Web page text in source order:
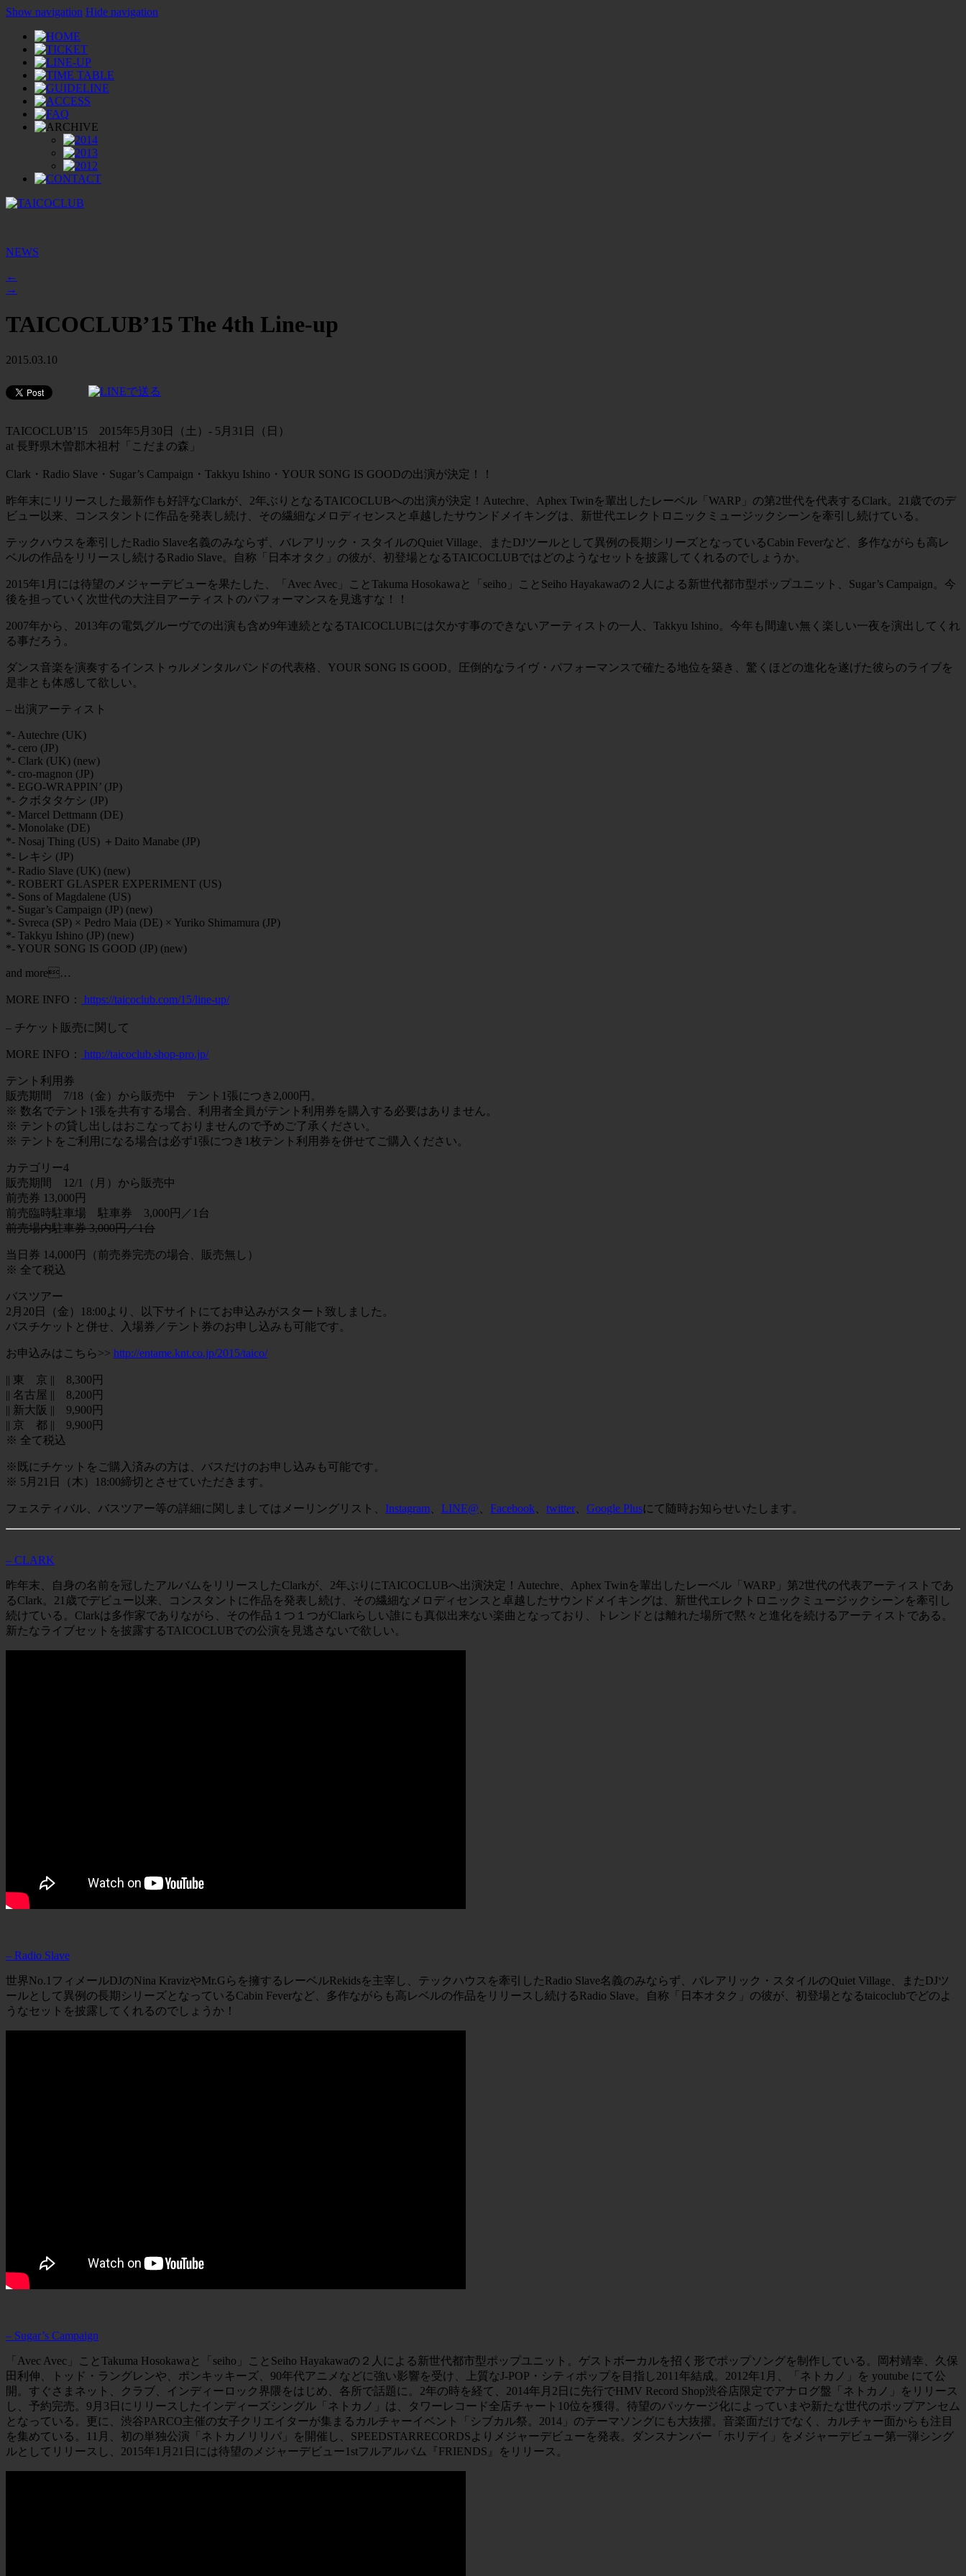
Show navigation Hide navigation
NEWS
←
→
TAICOCLUB’15 The 4th Line-up
2015.03.10
TAICOCLUB’15 2015年5月30日（土）- 5月31日（日）
at 長野県木曽郡木祖村「こだまの森」
Clark・Radio Slave・Sugar’s Campaign・Takkyu Ishino・YOUR SONG IS GOODの出演が決定！！
昨年末にリリースした最新作も好評なClarkが、2年ぶりとなるTAICOCLUBへの出演が決定！Autechre、Aphex Twinを輩出したレーベル「WARP」の第2世代を代表するClark。21歳でのデ
ビュー以来、コンスタントに作品を発表し続け、その繊細なメロディセンスと卓越したサウンドメイキングは、新世代エレクトロニックミュージックシーンを牽引し続けている。
テックハウスを牽引したRadio Slave名義のみならず、バレアリック・スタイルのQuiet Village、またDJツールとして異例の長期シリーズとなっているCabin Feverなど、多作ながらも高レ
ベルの作品をリリースし続けるRadio Slave。自称「日本オタク」の彼が、初登場となるTAICOCLUBではどのようなセットを披露してくれるのでしょうか。
2015年1月には待望のメジャーデビューを果たした、「Avec Avec」ことTakuma Hosokawaと「seiho」ことSeiho Hayakawaの２人による新世代都市型ポップユニット、Sugar’s Campaign。今
後を担っていく次世代の大注目アーティストのパフォーマンスを見逃すな！！
2007年から、2013年の電気グルーヴでの出演も含め9年連続となるTAICOCLUBには欠かす事のできないアーティストの一人、Takkyu Ishino。今年も間違い無く楽しい一夜を演出してくれ
る事だろう。
ダンス音楽を演奏するインストゥルメンタルバンドの代表格、YOUR SONG IS GOOD。圧倒的なライヴ・パフォーマンスで確たる地位を築き、驚くほどの進化を遂げた彼らのライブを
是非とも体感して欲しい。
– 出演アーティスト
*- Autechre (UK)
*- cero (JP)
*- Clark (UK) (new)
*- cro-magnon (JP)
*- EGO-WRAPPIN’ (JP)
*- クボタタケシ (JP)
*- Marcel Dettmann (DE)
*- Monolake (DE)
*- Nosaj Thing (US) ＋Daito Manabe (JP)
*- レキシ (JP)
*- Radio Slave (UK) (new)
*- ROBERT GLASPER EXPERIMENT (US)
*- Sons of Magdalene (US)
*- Sugar’s Campaign (JP) (new)
*- Svreca (SP) × Pedro Maia (DE) × Yuriko Shimamura (JP)
*- Takkyu Ishino (JP) (new)
*- YOUR SONG IS GOOD (JP) (new)
and more…
MORE INFO： https://taicoclub.com/15/line-up/
– チケット販売に関して
MORE INFO： http://taicoclub.shop-pro.jp/
テント利用券
販売期間 7/18（金）から販売中 テント1張につき2,000円。
※ 数名でテント1張を共有する場合、利用者全員がテント利用券を購入する必要はありません。
※ テントの貸し出しはおこなっておりませんので予めご了承ください。
※ テントをご利用になる場合は必ず1張につき1枚テント利用券を併せてご購入ください。
カテゴリー4
販売期間 12/1（月）から販売中
前売券 13,000円
前売臨時駐車場 駐車券 3,000円／1台
前売場内駐車券 3,000円／1台
当日券 14,000円（前売券完売の場合、販売無し）
※ 全て税込
バスツアー
2月20日（金）18:00より、以下サイトにてお申込みがスタート致しました。
バスチケットと併せ、入場券／テント券のお申し込みも可能です。
お申込みはこちら>> http://entame.knt.co.jp/2015/taico/
|| 東 京 || 8,300円
|| 名古屋 || 8,200円
|| 新大阪 || 9,900円
|| 京 都 || 9,900円
※ 全て税込
※既にチケットをご購入済みの方は、バスだけのお申し込みも可能です。
※ 5月21日（木）18:00締切とさせていただきます。
フェスティバル、バスツアー等の詳細に関しましてはメーリングリスト、 Instagram LINE@ Facebook twitter、 Google Plusにて随時お知らせいたします。
– CLARK
昨年末、自身の名前を冠したアルバムをリリースしたClarkが、2年ぶりにTAICOCLUBへ出演決定！Autechre、Aphex Twinを輩出したレーベル「WARP」第2世代の代表アーティストであ
るClark。21歳でデビュー以来、コンスタントに作品を発表し続け、その繊細なメロディセンスと卓越したサウンドメイキングは、新世代エレクトロニックミュージックシーンを牽引し
続けている。Clarkは多作家でありながら、その作品１つ１つがClarkらしい誰にも真似出来ない楽曲となっており、トレンドとは離れた場所で黙々と進化を続けるアーティストである。
新たなライブセットを披露するTAICOCLUBでの公演を見逃さないで欲しい。
– Radio Slave
世界No.1フィメールDJのNina KravizやMr.Gらを擁するレーベルRekidsを主宰し、テックハウスを牽引したRadio Slave名義のみならず、バレアリック・スタイルのQuiet Village、またDJツ
ールとして異例の長期シリーズとなっているCabin Feverなど、多作ながらも高レベルの作品をリリースし続けるRadio Slave。自称「日本オタク」の彼が、初登場となるtaicoclubでどのよ
うなセットを披露してくれるのでしょうか！
– Sugar’s Campaign
「Avec Avec」ことTakuma Hosokawaと「seiho」ことSeiho Hayakawaの２人による新世代都市型ポップユニット。ゲストボーカルを招く形でポップソングを制作している。岡村靖幸、久保
田利伸、トッド・ラングレンや、ポンキッキーズ、90年代アニメなどに強い影響を受け、上質なJ-POP・シティポップを目指し2011年結成。2012年1月、「ネトカノ」を youtube にて公
開。すぐさまネット、クラブ、インディーロック界隈をはじめ、各所で話題に。2年の時を経て、2014年月2日に先行でHMV Record Shop渋谷店限定でアナログ盤「ネトカノ」をリリース
し、予約完売。9月3日にリリースしたインディーズシングル「ネトカノ」は、タワーレコード全店チャート10位を獲得。待望のパッケージ化によっていまや新たな世代のポップアンセム
となっている。更に、渋谷PARCO主催の女子クリエイターが集まるカルチャーイベント「シブカル祭。2014」のテーマソングにも大抜擢。音楽面だけでなく、カルチャー面からも注目
を集めている。11月、初の単独公演「ネトカノリリパ」を開催し、SPEEDSTARRECORDSよりメジャーデビューを発表。ダンスナンバー「ホリデイ」をメジャーデビュー第一弾シング
ルとしてリリースし、2015年1月21日には待望のメジャーデビュー1stフルアルバム『FRIENDS』をリリース。